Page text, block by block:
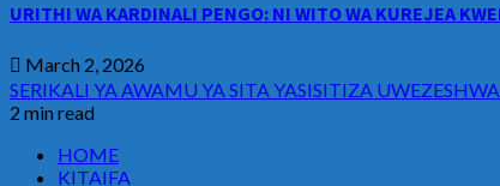
URITHI WA KARDINALI PENGO: NI WITO WA KUREJEA
March 2, 2026
SERIKALI YA AWAMU YA SITA YASISITIZA
2 min read
HOME
KITAIFA